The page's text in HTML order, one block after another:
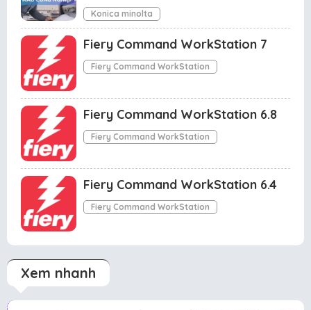
Konica minolta
Fiery Command WorkStation 7
Fiery Command WorkStation
Fiery Command WorkStation 6.8
Fiery Command WorkStation
Fiery Command WorkStation 6.4
Fiery Command WorkStation
Xem nhanh